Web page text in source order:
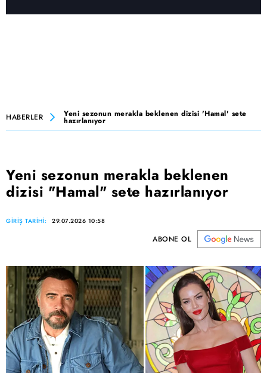
HABERLER Yeni sezonun merakla beklenen dizisi 'Hamal' sete
hazırlanıyor
Yeni sezonun merakla beklenen
dizisi "Hamal" sete hazırlanıyor
GİRİŞ TARİHİ: 29.07.2026 10:58
ABONE OL